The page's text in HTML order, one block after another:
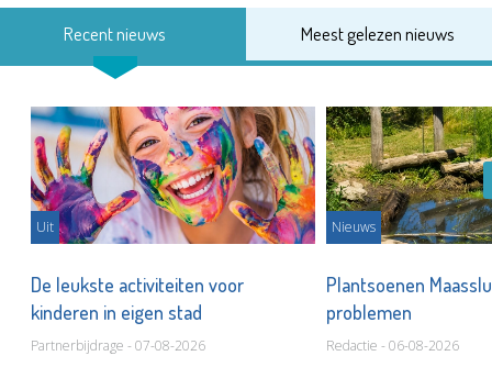
Recent nieuws Meest gelezen nieuws
Uit
De leukste activiteiten voor
kinderen in eigen stad
Partnerbijdrage - 07-08-2026
Nieuws
Plantsoenen
problemen
Redactie - 06-08-2026